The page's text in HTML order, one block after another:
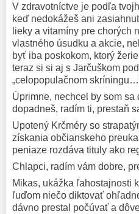
V zdravotníctve je podľa
keď nedokážeš ani
lieky a vitamíny pre chorých
vlastného úsudku a akcie,
byť iba poskokom, ktorý
teraz si si aj s Jarčuškom
„celopopulačnom
Úprimne, nechcel by som
dopadneš, radím ti, prestaň
Upotený Krčméry so
získania občianskeho
peniaze rozdáva tituly ako
Chlapci, radím vám dobre,
Mikas, ukážka ľahostajnosti
ľuďom niečo diktovať
dávno prestal počúvať a